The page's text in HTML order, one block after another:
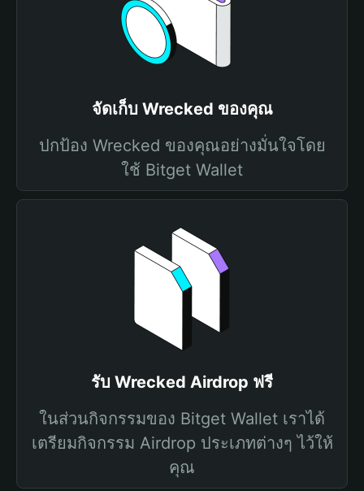
จัดเก็บ Wrecked ของคุณ
ปกป้อง Wrecked ของคุณอย่างมั่นใจโดย
ใช้ Bitget Wallet
รับ Wrecked Airdrop ฟรี
ในส่วนกิจกรรมของ Bitget Wallet เราได้
เตรียมกิจกรรม Airdrop ประเภทต่างๆ ไว้ให้
คุณ